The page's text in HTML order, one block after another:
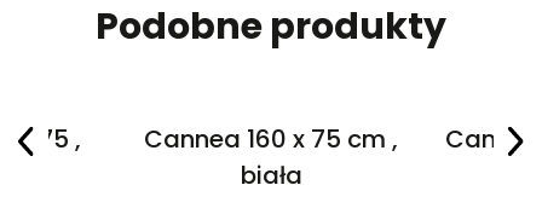
Podobne produkty
x 75 ,
Cannea 160 x 75 cm ,
biała